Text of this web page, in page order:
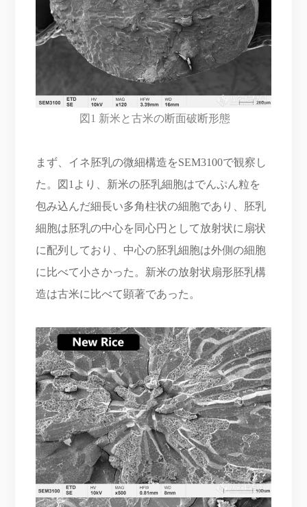
図1 新米と古米の断面破断形態
まず、イネ胚乳の微細構造をSEM3100で観察し
た。図1より、新米の胚乳細胞はでんぷん粒を
包み込んだ細長い多角柱状の細胞であり、胚乳
細胞は胚乳の中心を同心円として放射状に扇状
に配列しており、中心の胚乳細胞は外側の細胞
に比べて小さかった。新米の放射状扇形胚乳構
造は古米に比べて顕著であった。